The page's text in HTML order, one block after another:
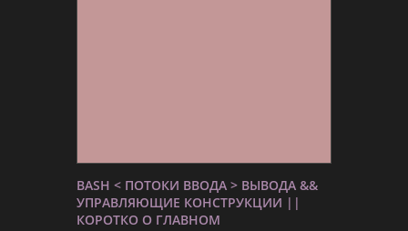
BASH < ПОТОКИ ВВОДА > ВЫВОДА &&
УПРАВЛЯЮЩИЕ КОНСТРУКЦИИ ||
КОРОТКО О ГЛАВНОМ